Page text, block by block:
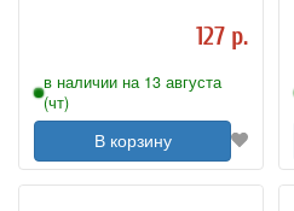
127 р.
в наличии на 13 августа
(чт)
В корзину